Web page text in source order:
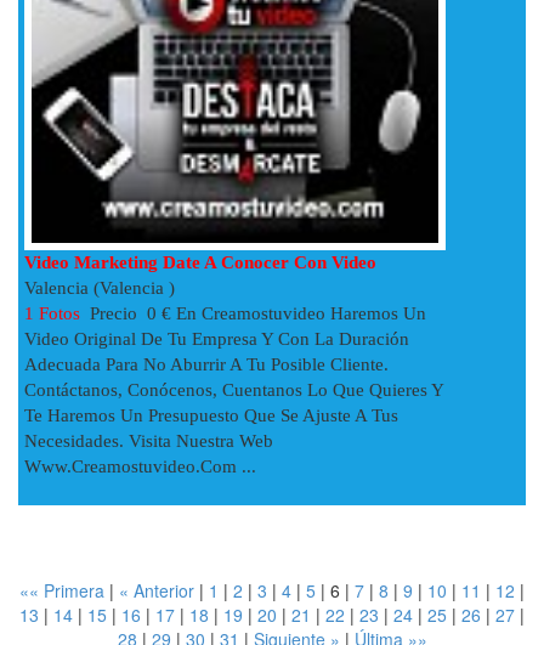
Video Marketing Date A Conocer Con Video
Valencia (Valencia )
1 Fotos Precio 0 € En Creamostuvideo Haremos Un
Video Original De Tu Empresa Y Con La Duración
Adecuada Para No Aburrir A Tu Posible Cliente.
Contáctanos, Conócenos, Cuentanos Lo Que Quieres Y
Te Haremos Un Presupuesto Que Se Ajuste A Tus
Necesidades. Visita Nuestra Web
Www.creamostuvideo.com ...
«« Primera | « Anterior | 1 | 2 | 3 | 4 | 5 | 6 | 7 | 8 | 9 | 10 | 11 | 12 |
13 | 14 | 15 | 16 | 17 | 18 | 19 | 20 | 21 | 22 | 23 | 24 | 25 | 26 | 27 |
28 | 29 | 30 | 31 | Siguiente » | Última »»